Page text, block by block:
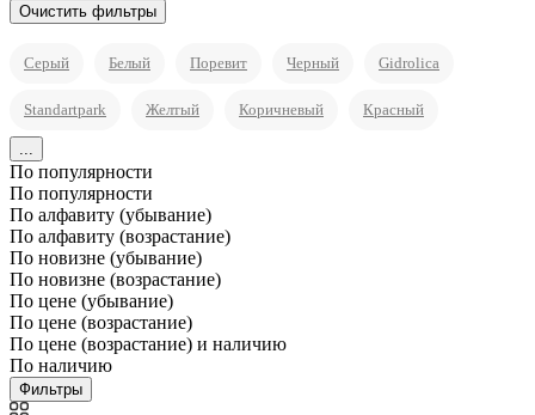
Серый Белый Поревит Черный Gidrolica
Standartpark Желтый Коричневый Красный
...
По популярности
По популярности
По алфавиту (убывание)
По алфавиту (возрастание)
По новизне (убывание)
По новизне (возрастание)
По цене (убывание)
По цене (возрастание)
По цене (возрастание) и наличию
По наличию
Фильтры